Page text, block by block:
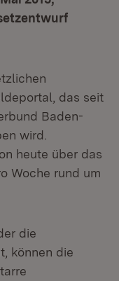
das seit
Baden-
wird.
heute über das
Woche rund um
die
können die